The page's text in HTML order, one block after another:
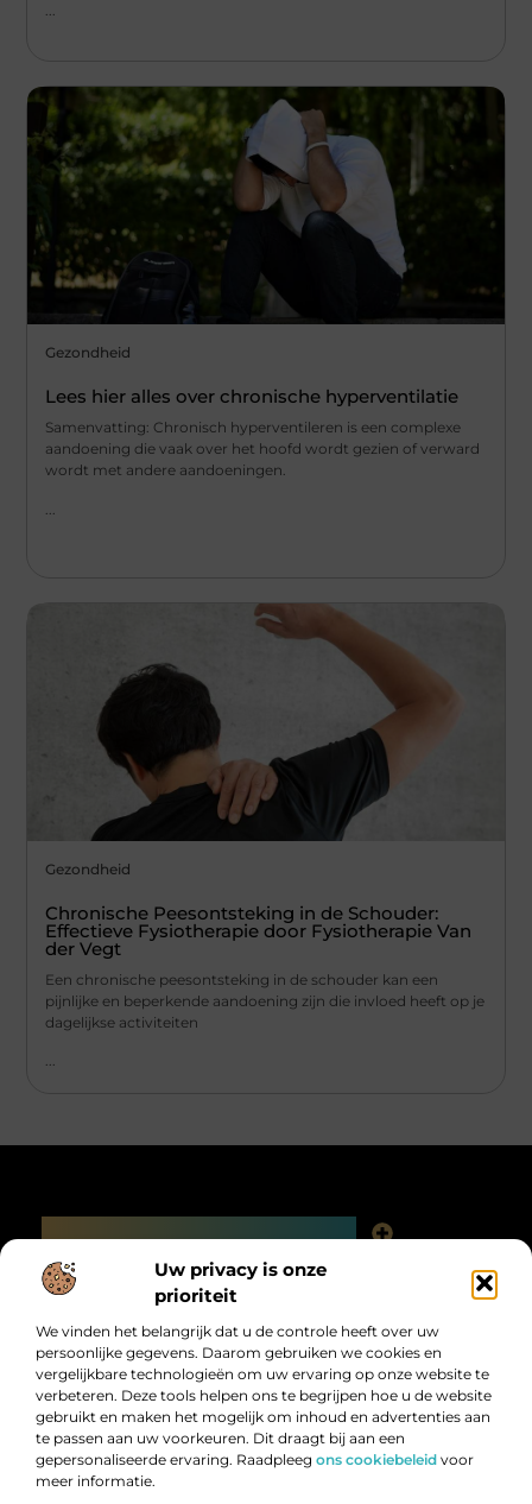
Uw privacy is onze
prioriteit
We vinden het belangrijk dat u de controle heeft over uw
persoonlijke gegevens. Daarom gebruiken we cookies en
vergelijkbare technologieën om uw ervaring op onze website te
verbeteren. Deze tools helpen ons te begrijpen hoe u de website
gebruikt en maken het mogelijk om inhoud en advertenties aan
te passen aan uw voorkeuren. Dit draagt bij aan een
gepersonaliseerde ervaring. Raadpleeg ons cookiebeleid voor
meer informatie.
...
Gezondheid
Lees hier alles over chronische hyperventilatie
Samenvatting: Chronisch hyperventileren is een complexe
aandoening die vaak over het hoofd wordt gezien of verward
wordt met andere aandoeningen.
Gezondheid
Chronische Peesontsteking in de Schouder:
Effectieve Fysiotherapie door Fysiotherapie Van
der Vegt
Een chronische peesontsteking in de schouder kan een
pijnlijke en beperkende aandoening zijn die invloed heeft op je
dagelijkse activiteiten
...
Bericht categorie
Digitalk.nl – Ontdek, leer en praat mee!